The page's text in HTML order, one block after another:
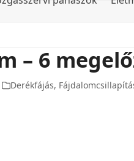
– 6
Derékfájás,